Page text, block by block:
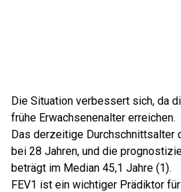
Die Situation verbessert sich, da
frühe Erwachsenenalter erreichen.
Das derzeitige Durchschnittsalter
bei 28 Jahren, und die
beträgt im Median 45,1 Jahre (1).
FEV1 ist ein wichtiger Prädiktor